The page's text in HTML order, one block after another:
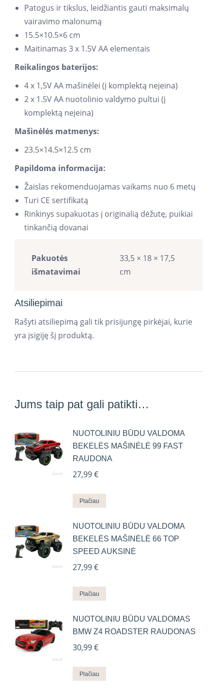
Patogus ir tikslus, leidžiantis gauti maksimalų
vairavimo malonumą
15.5×10.5×6 cm
Maitinamas 3 x 1.5V AA elementais
Reikalingos baterijos:
4 x 1,5V AA mašinėlei (į komplektą neįeina)
2 x 1.5V AA nuotolinio valdymo pultui (į
komplektą neįeina)
Mašinėlės matmenys:
23.5×14.5×12.5 cm
Papildoma informacija:
Žaislas rekomenduojamas vaikams nuo 6 metų
Turi CE sertifikatą
Rinkinys supakuotas į originalią dėžutę, puikiai
tinkančią dovanai
Pakuotės
išmatavimai
33,5 × 18 × 17,5
cm
Atsiliepimai
Rašyti atsiliepimą gali tik prisijungę pirkėjai, kurie
yra įsigiję šį produktą.
Jums taip pat gali patikti…
NUOTOLINIU BŪDU VALDOMA
BEKELĖS MAŠINĖLĖ 99 FAST
RAUDONA
27,99€
Plačiau
NUOTOLINIU BŪDU VALDOMA
BEKELĖS MAŠINĖLĖ 66 TOP
SPEED AUKSINĖ
27,99€
Plačiau
NUOTOLINIU BŪDU VALDOMAS
BMW Z4 ROADSTER RAUDONAS
30,99€
Plačiau